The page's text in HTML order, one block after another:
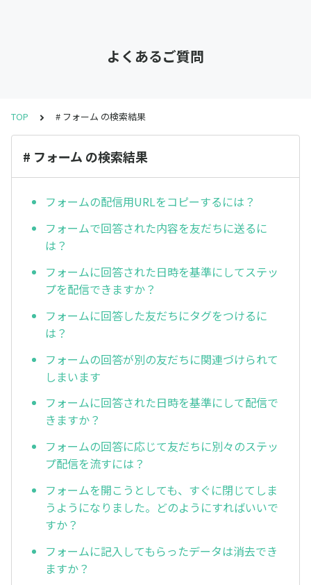
よくあるご質問
TOP # フォーム の検索結果
# フォーム の検索結果
フォームの配信用URLをコピーするには？
フォームで回答された内容を友だちに送るに
は？
フォームに回答された日時を基準にしてステッ
プを配信できますか？
フォームに回答した友だちにタグをつけるに
は？
フォームの回答が別の友だちに関連づけられて
しまいます
フォームに回答された日時を基準にして配信で
きますか？
フォームの回答に応じて友だちに別々のステッ
プ配信を流すには？
フォームを開こうとしても、すぐに閉じてしま
うようになりました。どのようにすればいいで
すか？
フォームに記入してもらったデータは消去でき
ますか？